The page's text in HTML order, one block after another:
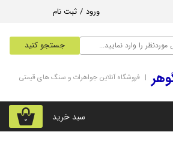
جستجو کنید
ورود / ثبت نام
۰ سبد خرید
| فروشگاه آنلاین جواهرات و سنگ های قیمتی